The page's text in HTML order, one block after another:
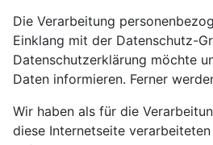
Die Verarbeitung
Einklang mit der Datenschutz-
Datenschutzerklärung möchte
Daten informieren. Ferner
Wir haben als für die
diese Internetseite